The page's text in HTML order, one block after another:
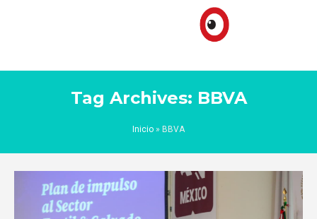
Tag Archives: BBVA
Inicio » BBVA